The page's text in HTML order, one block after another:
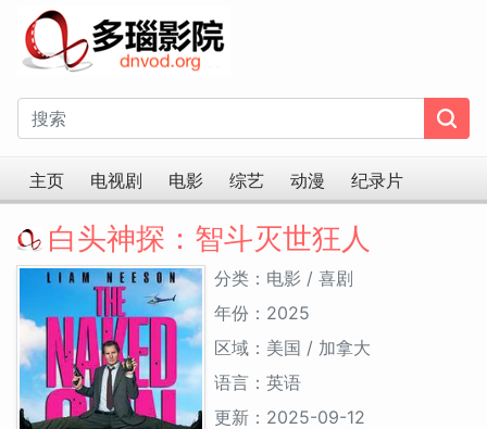
主页 电视剧 电影 综艺 动漫 纪录片
白头神探：智斗灭世狂人
分类：电影 / 喜剧
年份：2025
区域：美国 / 加拿大
语言：英语
更新：2025-09-12